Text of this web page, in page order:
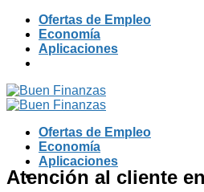
Skip
content
Ofertas de Empleo
Economía
Aplicaciones
Ofertas de Empleo
Economía
Aplicaciones
Atención al cliente